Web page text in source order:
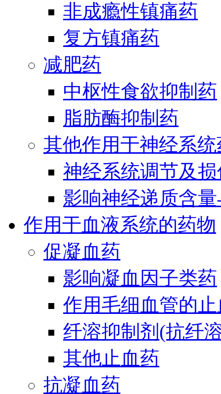
非成瘾性镇痛药
复方镇痛药
减肥药
中枢性食欲抑制药
脂肪酶抑制药
其他作用于神经系统
神经系统调节及
影响神经递质含
作用于血液系统的药物
促凝血药
影响凝血因子类药
作用毛细血管的
纤溶抑制剂(抗纤
其他止血药
抗凝血药